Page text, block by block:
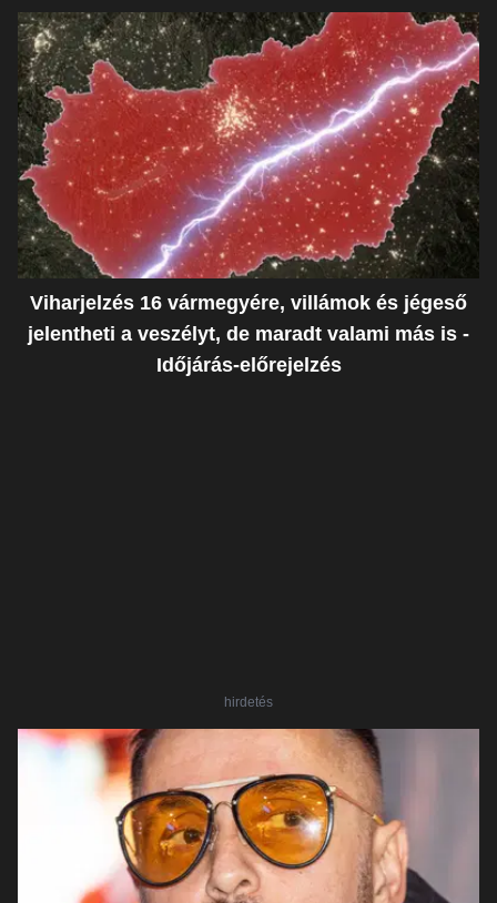
Viharjelzés 16 vármegyére, villámok és jégeső
jelentheti a veszélyt, de maradt valami más is -
Időjárás-előrejelzés
hirdetés